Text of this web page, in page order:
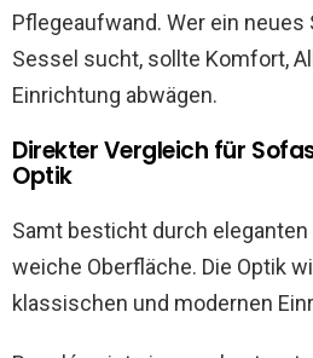
Pflegeaufwand. Wer ein neues
Sessel sucht, sollte Komfort,
Einrichtung abwägen.
Direkter Vergleich für
Optik
Samt besticht durch eleganten
weiche Oberfläche. Die Optik
klassischen und modernen